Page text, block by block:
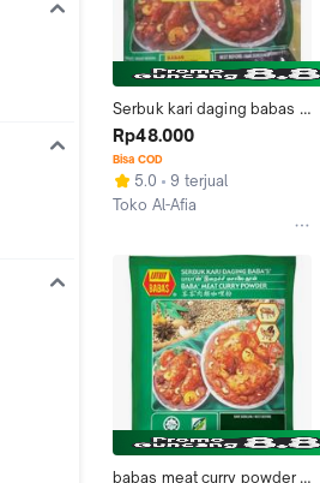
Serbuk kari daging babas /
baba's meat curry powder
250gram
Rp48.000
Bisa COD
5.0
9 terjual
Toko Al-Afia
babas meat curry powder